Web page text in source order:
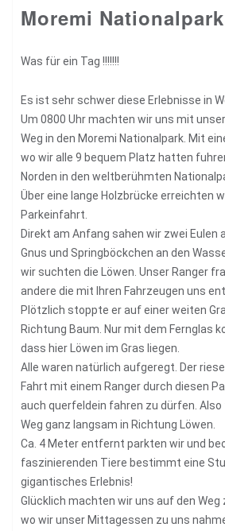
Moremi
Was für ein Tag !!!!!!!
Es ist sehr schwer diese Erlebnisse in
Um 0800 Uhr machten wir uns mit
Weg in den Moremi Nationalpark. Mit
wo wir alle 9 bequem Platz hatten
Norden in den weltberühmten
Über eine lange Holzbrücke erreichten
Parkeinfahrt.
Direkt am Anfang sahen wir zwei Eulen
Gnus und Springböckchen an den
wir suchten die Löwen. Unser Ranger
andere die mit Ihren Fahrzeugen uns
Plötzlich stoppte er auf einer weiten
Richtung Baum. Nur mit dem Fernglas
dass hier Löwen im Gras liegen.
Alle waren natürlich aufgeregt. Der
Fahrt mit einem Ranger durch diesen
auch querfeldein fahren zu dürfen.
Weg ganz langsam in Richtung Löwen.
Ca. 4 Meter entfernt parkten wir und
faszinierenden Tiere bestimmt eine
gigantisches Erlebnis!
Glücklich machten wir uns auf den Weg
wo wir unser Mittagessen zu uns